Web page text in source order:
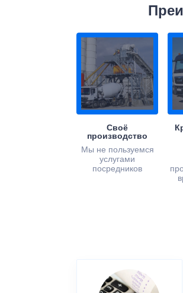
Своё
производство
Мы не пользуемся
услугами
посредников